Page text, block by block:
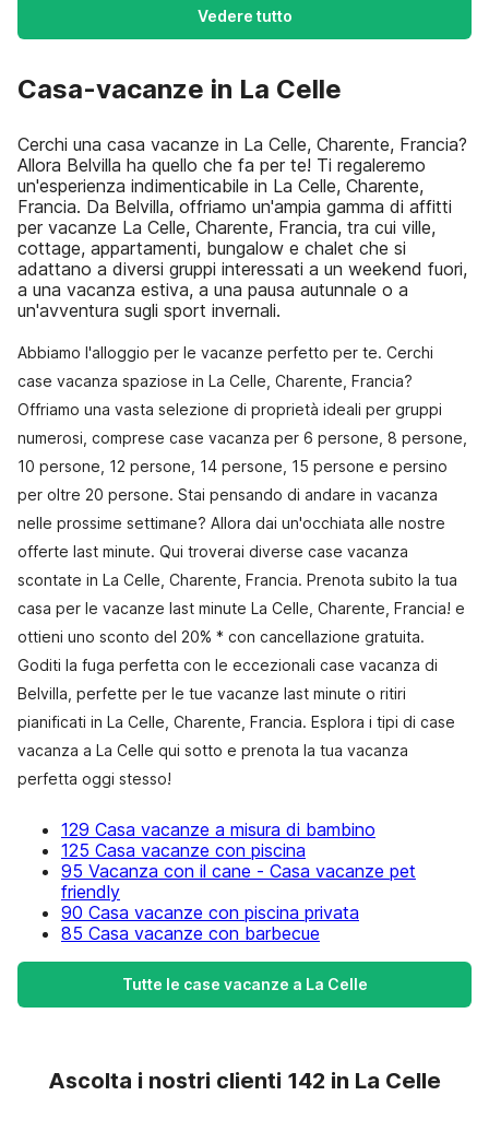
Vedere tutto
Casa-vacanze in La Celle
Cerchi una casa vacanze in La Celle, Charente, Francia?
Allora Belvilla ha quello che fa per te! Ti regaleremo
un'esperienza indimenticabile in La Celle, Charente,
Francia. Da Belvilla, offriamo un'ampia gamma di affitti
per vacanze La Celle, Charente, Francia, tra cui ville,
cottage, appartamenti, bungalow e chalet che si
adattano a diversi gruppi interessati a un weekend fuori,
a una vacanza estiva, a una pausa autunnale o a
un'avventura sugli sport invernali.
Abbiamo l'alloggio per le vacanze perfetto per te. Cerchi
case vacanza spaziose in La Celle, Charente, Francia?
Offriamo una vasta selezione di proprietà ideali per gruppi
numerosi, comprese case vacanza per 6 persone, 8 persone,
10 persone, 12 persone, 14 persone, 15 persone e persino
per oltre 20 persone. Stai pensando di andare in vacanza
nelle prossime settimane? Allora dai un'occhiata alle nostre
offerte last minute. Qui troverai diverse case vacanza
scontate in La Celle, Charente, Francia. Prenota subito la tua
casa per le vacanze last minute La Celle, Charente, Francia! e
ottieni uno sconto del 20% * con cancellazione gratuita.
Goditi la fuga perfetta con le eccezionali case vacanza di
Belvilla, perfette per le tue vacanze last minute o ritiri
pianificati in La Celle, Charente, Francia. Esplora i tipi di case
vacanza a La Celle qui sotto e prenota la tua vacanza
perfetta oggi stesso!
129 Casa vacanze a misura di bambino
125 Casa vacanze con piscina
95 Vacanza con il cane - Casa vacanze pet
friendly
90 Casa vacanze con piscina privata
85 Casa vacanze con barbecue
Tutte le case vacanze a La Celle
Ascolta i nostri clienti 142 in La Celle